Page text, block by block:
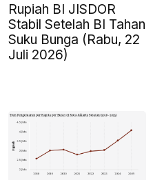
Rupiah BI JISDOR
Stabil Setelah BI Tahan
Suku Bunga (Rabu, 22
Juli 2026)